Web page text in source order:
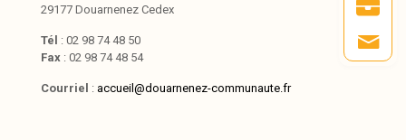
29177 Douarnenez Cedex
Tél : 02 98 74 48 50
Fax : 02 98 74 48 54
Courriel : accueil@douarnenez-communaute.fr